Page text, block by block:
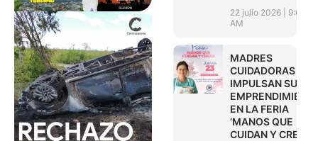
22 julio 2026
9:01
AM
MADRES
CUIDADORAS
IMPULSAN SUS
EN LA FERIA
‘MANOS QUE
CUIDAN Y CREAN’